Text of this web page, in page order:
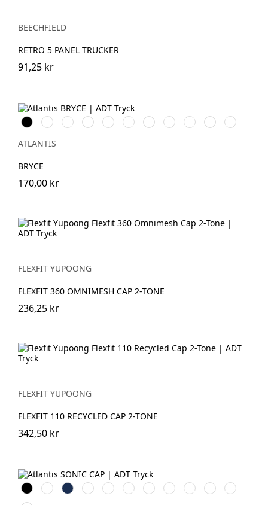
BEECHFIELD
RETRO 5 PANEL TRUCKER
91,25 kr
Black\Black
Khaki\Black
White\White
Navy\NavyNavy\White
Black\White
Olive\Black
Red\RedRoyal\Black
Dark
Grey\Black
Black\Dark
Grey
ATLANTIS
BRYCE
170,00 kr
FLEXFIT YUPOONG
FLEXFIT 360 OMNIMESH CAP 2-TONE
236,25 kr
FLEXFIT YUPOONG
FLEXFIT 110 RECYCLED CAP 2-TONE
342,50 kr
BlackWhiteNavy Grey
Melange\Black
Cardinal\Black
RoyalGrey
Mel.\Cardinal\Beige
Mustard\Black
Navy\Grey
Mel\White
Bottle
Green\Grey
Black\Grey
Mel\White